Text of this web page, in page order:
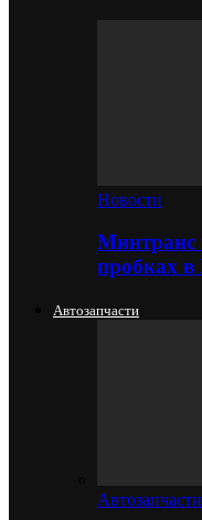
Новости
Минтранс
пробках в
Автозапчасти
Автозапчасти